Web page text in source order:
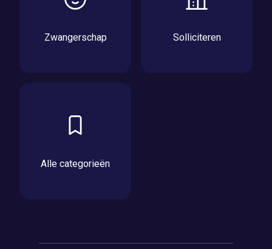
Zwangerschap Solliciteren
Alle categorieën